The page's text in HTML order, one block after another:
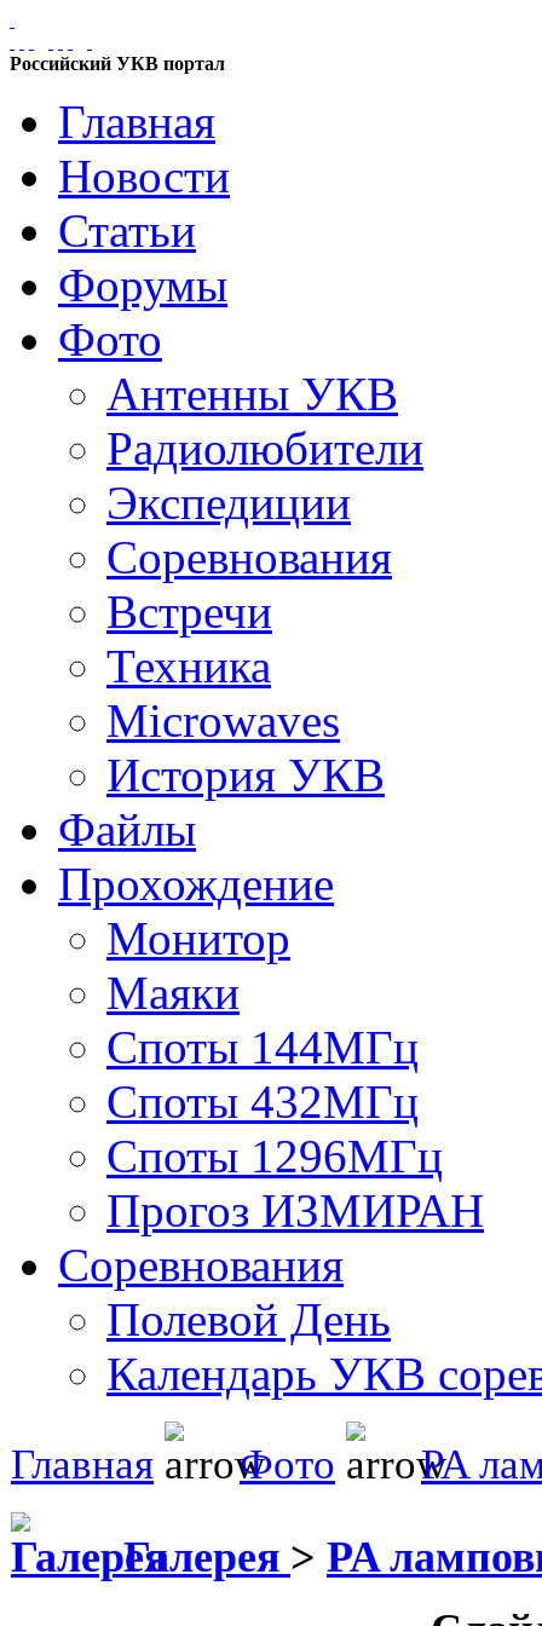
Российский УКВ портал
Главная
Новости
Статьи
Форумы
Фото
Антенны УКВ
Радиолюбители
Экспедиции
Соревнования
Встречи
Техника
Microwaves
История УКВ
Файлы
Прохождение
Монитор
Маяки
Споты 144МГц
Споты 432МГц
Споты 1296МГц
Прогоз ИЗМИРАН
Соревнования
Полевой День
Календарь УКВ
Главная Фото PA
Галерея > PA